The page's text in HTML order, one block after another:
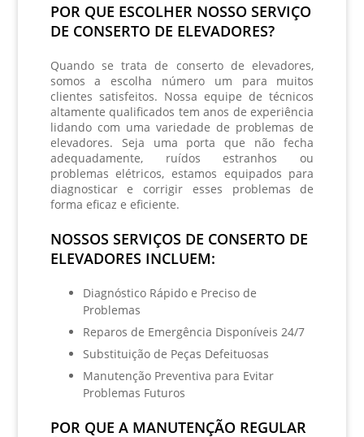
POR QUE ESCOLHER NOSSO SERVIÇO
DE CONSERTO DE ELEVADORES?
Quando se trata de conserto de elevadores,
somos a escolha número um para muitos
clientes satisfeitos. Nossa equipe de técnicos
altamente qualificados tem anos de experiência
lidando com uma variedade de problemas de
elevadores. Seja uma porta que não fecha
adequadamente, ruídos estranhos ou
problemas elétricos, estamos equipados para
diagnosticar e corrigir esses problemas de
forma eficaz e eficiente.
NOSSOS SERVIÇOS DE CONSERTO DE
ELEVADORES INCLUEM:
Diagnóstico Rápido e Preciso de
Problemas
Reparos de Emergência Disponíveis 24/7
Substituição de Peças Defeituosas
Manutenção Preventiva para Evitar
Problemas Futuros
POR QUE A MANUTENÇÃO REGULAR